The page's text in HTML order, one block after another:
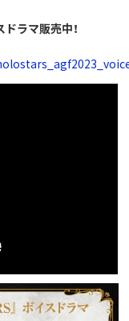
ラマ販売中！